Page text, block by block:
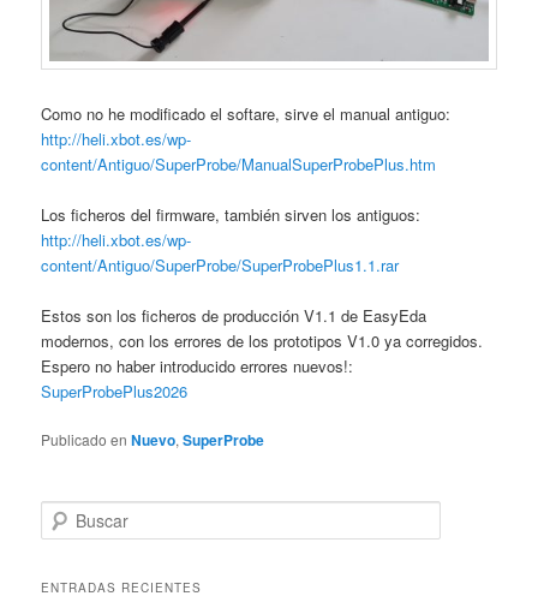
Como no he modificado el softare, sirve el manual antiguo:
http://heli.xbot.es/wp-
content/Antiguo/SuperProbe/ManualSuperProbePlus.htm
Los ficheros del firmware, también sirven los antiguos:
http://heli.xbot.es/wp-
content/Antiguo/SuperProbe/SuperProbePlus1.1.rar
Estos son los ficheros de producción V1.1 de EasyEda
modernos, con los errores de los prototipos V1.0 ya corregidos.
Espero no haber introducido errores nuevos!:
SuperProbePlus2026
Publicado en Nuevo,SuperProbe
u
c
ENTRADAS RECIENTES